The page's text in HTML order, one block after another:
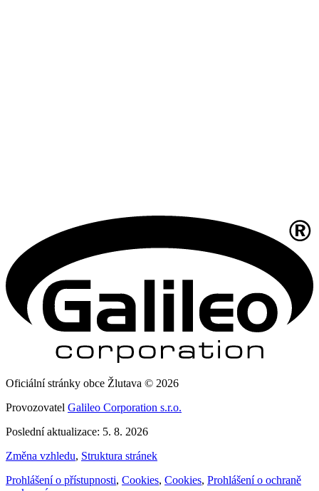
Oficiální stránky obce Žlutava © 2026
Provozovatel Galileo Corporation s.r.o.
Poslední aktualizace: 5. 8. 2026
Změna vzhledu, Struktura stránek
Prohlášení o přístupnosti, Cookies, Cookies, Prohlášení o ochraně